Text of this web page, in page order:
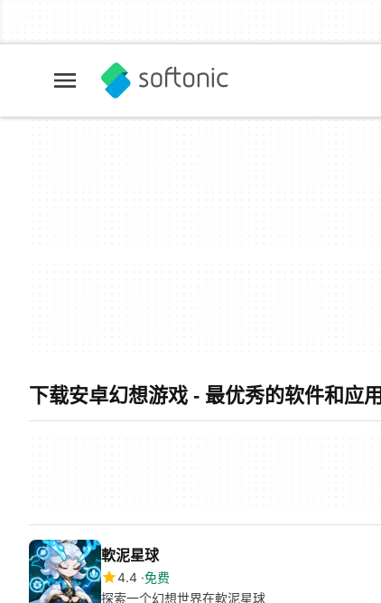
下载安卓幻想游戏 - 最优秀的软件和应用
軟泥星球
4.4 免费
探索一个幻想世界在軟泥星球